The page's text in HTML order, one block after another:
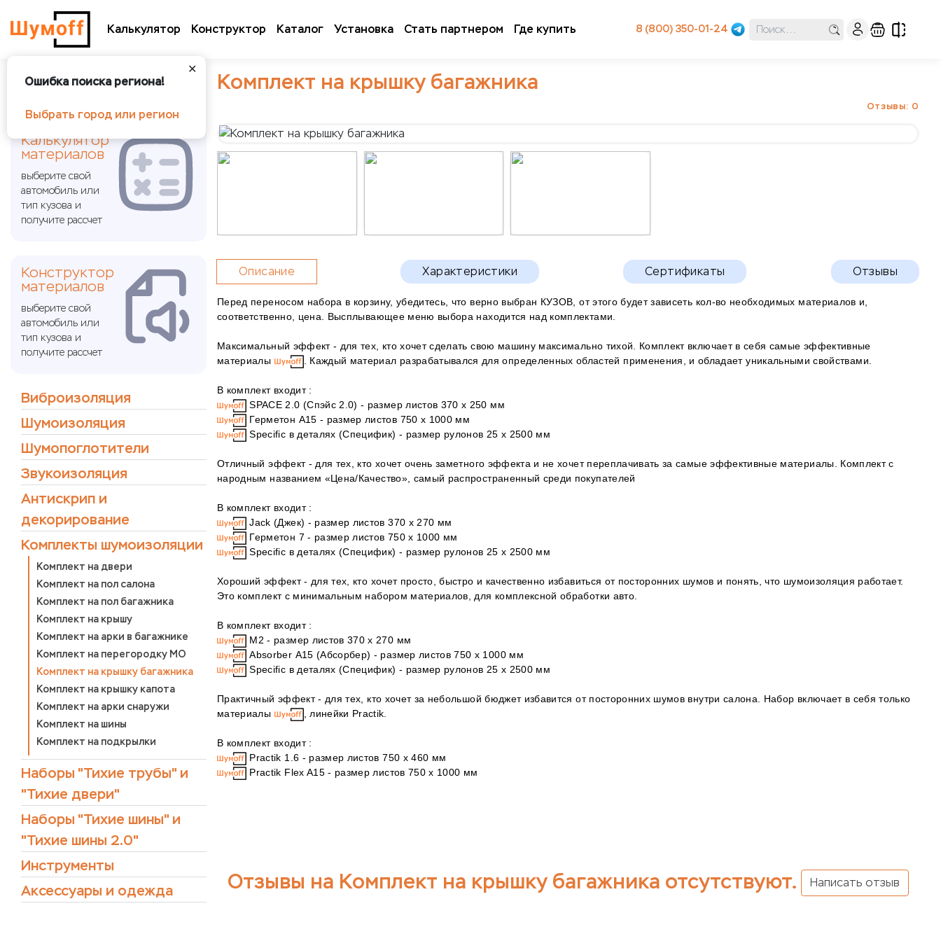
Калькулятор Конструктор Каталог Установка Стать партнером Где купить 8 (800) 350-01-24
✕
Ошибка поиска региона!
Выбрать город или регион
Комплект на крышку багажника
Отзывы: 0
Калькулятор
материалов
выберите свой
автомобиль или
тип кузова и
получите рассчет
Конструктор
материалов
выберите свой
автомобиль или
тип кузова и
получите рассчет
Виброизоляция
Шумоизоляция
Шумопоглотители
Звукоизоляция
Антискрип и
декорирование
Комплекты шумоизоляции
Комплект на двери
Комплект на пол салона
Комплект на пол багажника
Комплект на крышу
Комплект на арки в багажнике
Комплект на перегородку МО
Комплект на крышку багажника
Комплект на крышку капота
Комплект на арки снаружи
Комплект на шины
Комплект на подкрылки
Наборы "Тихие трубы" и
"Тихие двери"
Наборы "Тихие шины" и
"Тихие шины 2.0"
Инструменты
Аксессуары и одежда
Описание Характеристики Сертификаты Отзывы
Перед переносом набора в корзину, убедитесь, что верно выбран КУЗОВ, от этого будет зависеть кол-во необходимых материалов и,
соответственно, цена. Высплывающее меню выбора находится над комплектами.
Максимальный эффект - для тех, кто хочет сделать свою машину максимально тихой. Комплект включает в себя самые эффективные
материалы
. Каждый материал разрабатывался для определенных областей применения, и обладает уникальными свойствами.
В комплект входит :
SPACE 2.0 (Спэйс 2.0) - размер листов 370 х 250 мм
Герметон А15 - размер листов 750 х 1000 мм
Specific в деталях (Специфик) - размер рулонов 25 x 2500 мм
Отличный эффект - для тех, кто хочет очень заметного эффекта и не хочет переплачивать за самые эффективные материалы. Комплект с
народным названием «Цена/Качество», самый распространенный среди покупателей
В комплект входит :
Jack (Джек) - размер листов 370 х 270 мм
Герметон 7 - размер листов 750 х 1000 мм
Specific в деталях (Специфик) - размер рулонов 25 x 2500 мм
Хороший эффект - для тех, кто хочет просто, быстро и качественно избавиться от посторонних шумов и понять, что шумоизоляция работает.
Это комплект с минимальным набором материалов, для комплексной обработки авто.
В комплект входит :
М2 - размер листов 370 х 270 мм
Absorber А15 (Абсорбер) - размер листов 750 х 1000 мм
Specific в деталях (Специфик) - размер рулонов 25 x 2500 мм
Практичный эффект - для тех, кто хочет за небольшой бюджет избавится от посторонних шумов внутри салона. Набор включает в себя только
материалы
, линейки Practik.
В комплект входит :
Practik 1.6 - размер листов 750 х 460 мм
Practik Flex A15 - размер листов 750 х 1000 мм
Отзывы на Комплект на крышку багажника отсутствуют. Написать отзыв